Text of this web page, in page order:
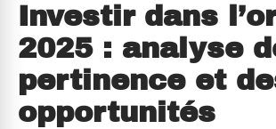
Investir dans
2025 : analyse
pertinence et
opportunités